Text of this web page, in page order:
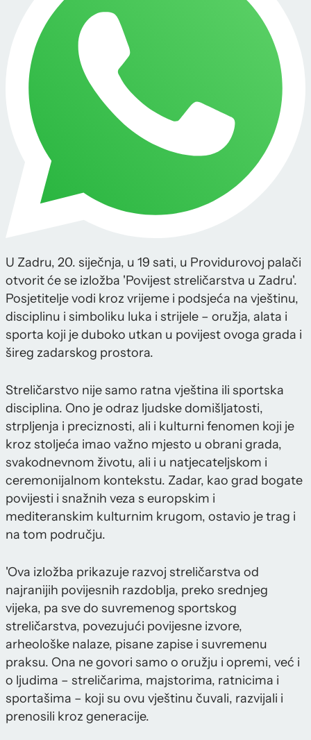
U Zadru, 20. siječnja, u 19 sati, u Providurovoj palači
otvorit će se izložba 'Povijest streličarstva u Zadru'.
Posjetitelje vodi kroz vrijeme i podsjeća na vještinu,
disciplinu i simboliku luka i strijele – oružja, alata i
sporta koji je duboko utkan u povijest ovoga grada i
šireg zadarskog prostora.
Streličarstvo nije samo ratna vještina ili sportska
disciplina. Ono je odraz ljudske domišljatosti,
strpljenja i preciznosti, ali i kulturni fenomen koji je
kroz stoljeća imao važno mjesto u obrani grada,
svakodnevnom životu, ali i u natjecateljskom i
ceremonijalnom kontekstu. Zadar, kao grad bogate
povijesti i snažnih veza s europskim i
mediteranskim kulturnim krugom, ostavio je trag i
na tom području.
'Ova izložba prikazuje razvoj streličarstva od
najranijih povijesnih razdoblja, preko srednjeg
vijeka, pa sve do suvremenog sportskog
streličarstva, povezujući povijesne izvore,
arheološke nalaze, pisane zapise i suvremenu
praksu. Ona ne govori samo o oružju i opremi, već i
o ljudima – streličarima, majstorima, ratnicima i
sportašima – koji su ovu vještinu čuvali, razvijali i
prenosili kroz generacije.